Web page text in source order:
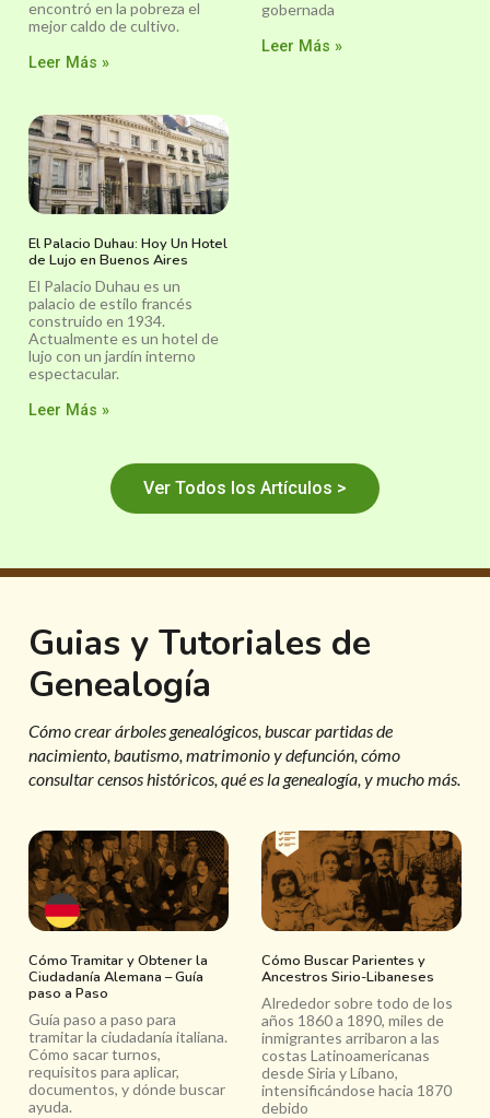
encontró en la pobreza el
mejor caldo de cultivo.
Leer Más »
gobernada
Leer Más »
El Palacio Duhau: Hoy Un Hotel
de Lujo en Buenos Aires
El Palacio Duhau es un
palacio de estilo francés
construido en 1934.
Actualmente es un hotel de
lujo con un jardín interno
espectacular.
Leer Más »
Ver Todos los Artículos >
Guias y Tutoriales de
Genealogía
Cómo crear árboles genealógicos, buscar partidas de
nacimiento, bautismo, matrimonio y defunción, cómo
consultar censos históricos, qué es la genealogía, y mucho más.
Cómo Tramitar y Obtener la
Ciudadanía Alemana – Guía
paso a Paso
Guía paso a paso para
tramitar la ciudadanía italiana.
Cómo sacar turnos,
requisitos para aplicar,
documentos, y dónde buscar
ayuda.
Cómo Buscar Parientes y
Ancestros Sirio-Libaneses
Alrededor sobre todo de los
años 1860 a 1890, miles de
inmigrantes arribaron a las
costas Latinoamericanas
desde Siria y Líbano,
intensificándose hacia 1870
debido